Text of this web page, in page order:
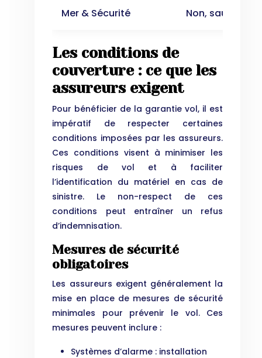
Mer & Sécurité Non, sauf
Les conditions de
couverture : ce que les
assureurs exigent
Pour bénéficier de la garantie vol, il est
impératif de respecter certaines
conditions imposées par les assureurs.
Ces conditions visent à minimiser les
risques de vol et à faciliter
l’identification du matériel en cas de
sinistre. Le non-respect de ces
conditions peut entraîner un refus
d’indemnisation.
Mesures de sécurité
obligatoires
Les assureurs exigent généralement la
mise en place de mesures de sécurité
minimales pour prévenir le vol. Ces
mesures peuvent inclure :
Systèmes d’alarme : installation